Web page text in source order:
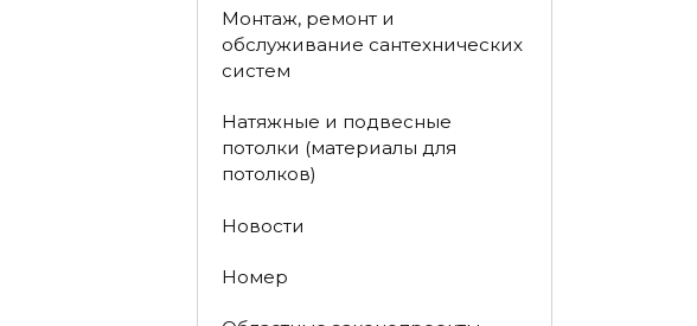
Монтаж, ремонт и
обслуживание сантехнических
систем
Натяжные и подвесные
потолки (материалы для
потолков)
Новости
Номер